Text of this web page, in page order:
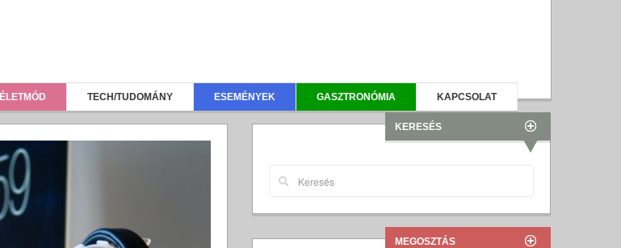
ÉLETMÓD TECH/TUDOMÁNY ESEMÉNYEK GASZTRONÓMIA KAPCSOLAT
KERESÉS
MEGOSZTÁS